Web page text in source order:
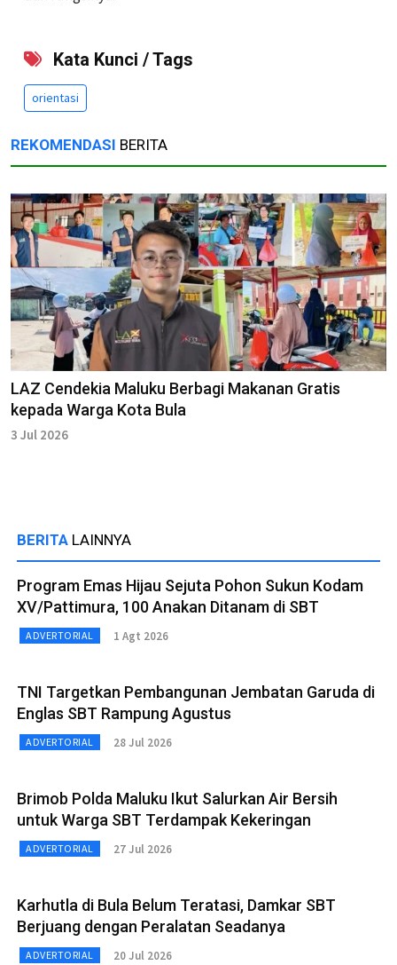
Kata Kunci / Tags
orientasi
REKOMENDASI BERITA
LAZ Cendekia Maluku Berbagi Makanan Gratis
kepada Warga Kota Bula
3 Jul 2026
BERITA LAINNYA
Program Emas Hijau Sejuta Pohon Sukun Kodam
XV/Pattimura, 100 Anakan Ditanam di SBT
ADVERTORIAL 1 Agt 2026
TNI Targetkan Pembangunan Jembatan Garuda di
Englas SBT Rampung Agustus
ADVERTORIAL 28 Jul 2026
Brimob Polda Maluku Ikut Salurkan Air Bersih
untuk Warga SBT Terdampak Kekeringan
ADVERTORIAL 27 Jul 2026
Karhutla di Bula Belum Teratasi, Damkar SBT
Berjuang dengan Peralatan Seadanya
ADVERTORIAL 20 Jul 2026